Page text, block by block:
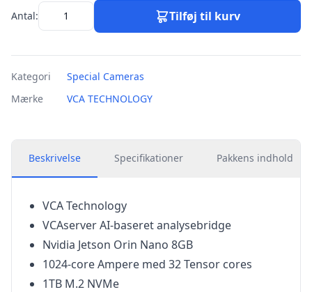
Antal: Tilføj til kurv
Kategori
Special Cameras
Mærke
VCA TECHNOLOGY
Beskrivelse Specifikationer Pakkens indhold
VCA Technology
VCAserver AI-baseret analysebridge
Nvidia Jetson Orin Nano 8GB
1024-core Ampere med 32 Tensor cores
1TB M.2 NVMe